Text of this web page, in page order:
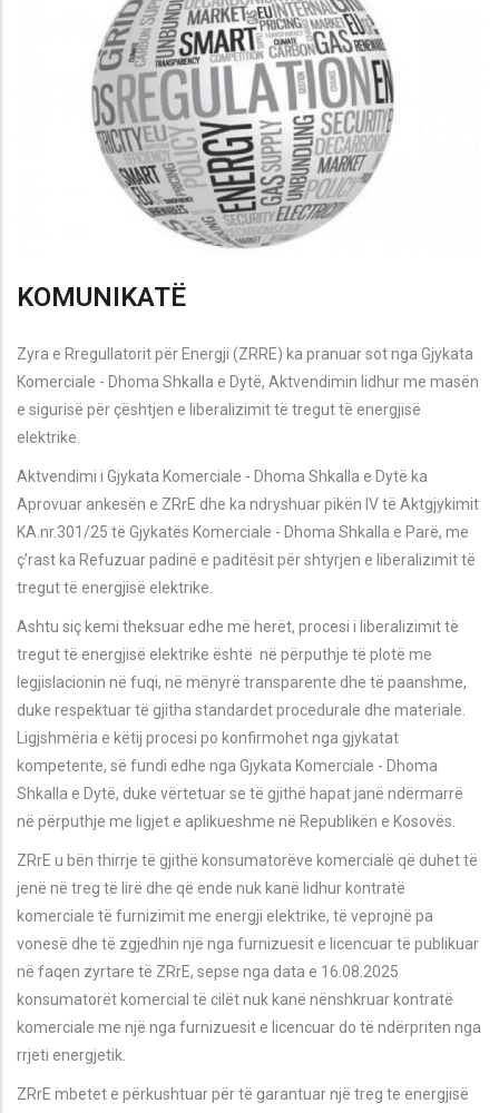
KOMUNIKATË
Zyra e Rregullatorit për Energji (ZRRE) ka pranuar sot nga Gjykata
Komerciale - Dhoma Shkalla e Dytë, Aktvendimin lidhur me masën
e sigurisë për çështjen e liberalizimit të tregut të energjisë
elektrike.
Aktvendimi i Gjykata Komerciale - Dhoma Shkalla e Dytë ka
Aprovuar ankesën e ZRrE dhe ka ndryshuar pikën IV të Aktgjykimit
KA.nr.301/25 të Gjykatës Komerciale - Dhoma Shkalla e Parë, me
ç’rast ka Refuzuar padinë e paditësit për shtyrjen e liberalizimit të
tregut të energjisë elektrike.
Ashtu siç kemi theksuar edhe më herët, procesi i liberalizimit të
tregut të energjisë elektrike është në përputhje të plotë me
legjislacionin në fuqi, në mënyrë transparente dhe të paanshme,
duke respektuar të gjitha standardet procedurale dhe materiale.
Ligjshmëria e këtij procesi po konfirmohet nga gjykatat
kompetente, së fundi edhe nga Gjykata Komerciale - Dhoma
Shkalla e Dytë, duke vërtetuar se të gjithë hapat janë ndërmarrë
në përputhje me ligjet e aplikueshme në Republikën e Kosovës.
ZRrE u bën thirrje të gjithë konsumatorëve komercialë që duhet të
jenë në treg të lirë dhe që ende nuk kanë lidhur kontratë
komerciale të furnizimit me energji elektrike, të veprojnë pa
vonesë dhe të zgjedhin një nga furnizuesit e licencuar të publikuar
në faqen zyrtare të ZRrE, sepse nga data e 16.08.2025
konsumatorët komercial të cilët nuk kanë nënshkruar kontratë
komerciale me një nga furnizuesit e licencuar do të ndërpriten nga
rrjeti energjetik.
ZRrE mbetet e përkushtuar për të garantuar një treg te energjisë